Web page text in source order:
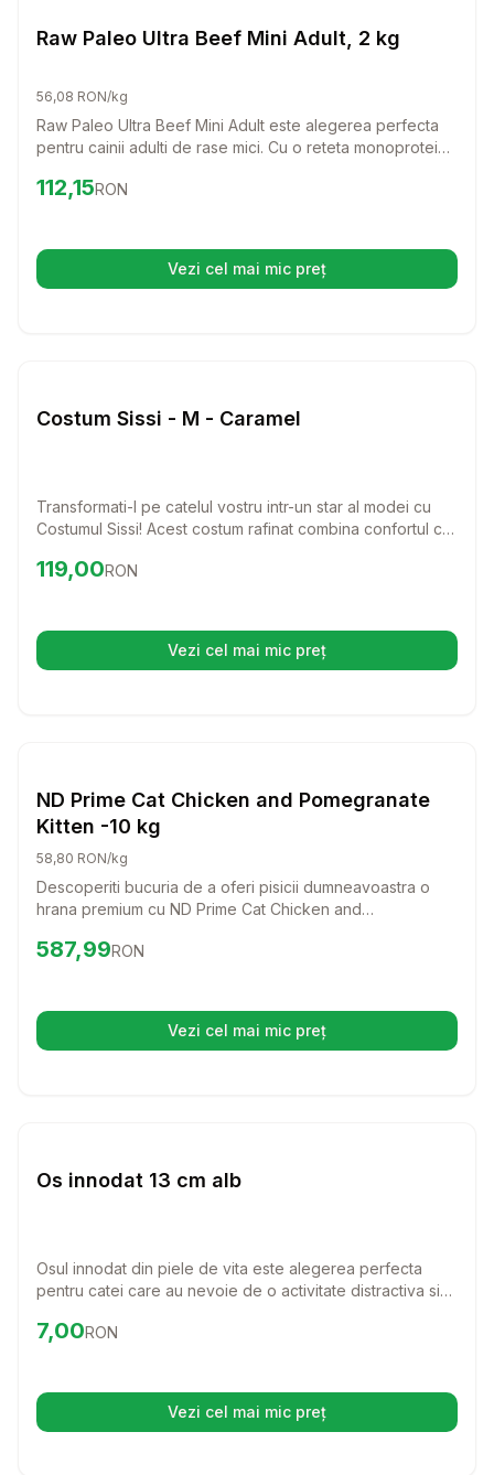
Raw Paleo Ultra Beef Mini Adult, 2 kg
56,08 RON/kg
Raw Paleo Ultra Beef Mini Adult este alegerea perfecta
pentru cainii adulti de rase mici. Cu o reteta monoproteica
asigura o alimentatie echilibrata si delicios de sanatoasa
Preț:112.15
112,15RON
Vezi cel mai mic preț(se deschide într-o filă nouă)
Costum Sissi - M - Caramel
Transformati-l pe catelul vostru intr-un star al modei cu
Costumul Sissi! Acest costum rafinat combina confortul cu
Preț:119.00
119,00RON
Vezi cel mai mic preț(se deschide într-o filă nouă)
ND Prime Cat Chicken and Pomegranate
Kitten -10 kg
58,80 RON/kg
Descoperiti bucuria de a oferi pisicii dumneavoastra o
hrana premium cu ND Prime Cat Chicken and
in carne proaspata de pui si ingrediente nutritive, va
Preț: 587.99 RON
587,99RON
Vezi cel mai mic preț(se deschide într-o filă nouă)
Os innodat 13 cm alb
Osul innodat din piele de vita este alegerea perfecta
pentru catei care au nevoie de o activitate distractiva si
si curata dantura cainelui tau, oferindu-i in acelasi timp o
Preț:7.00
7,00RON
Vezi cel mai mic preț(se deschide într-o filă nouă)